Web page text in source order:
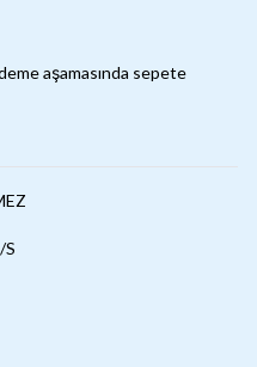
aşamasında sepete
S